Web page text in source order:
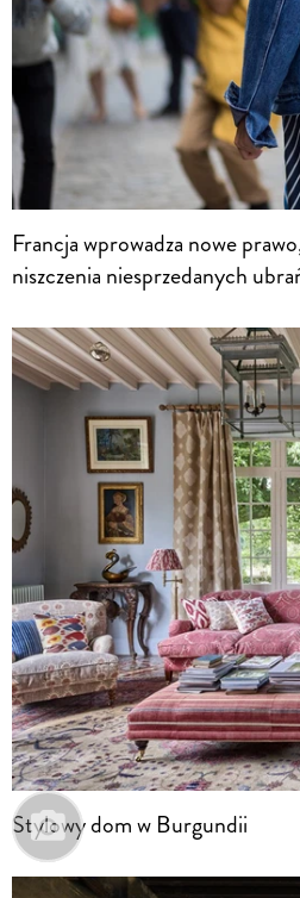
Francja wprowadza nowe
niszczenia niesprzedanych
Stylowy dom w Burgundii